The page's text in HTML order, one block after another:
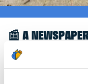
📰 A
MONTFOORT
Great to see